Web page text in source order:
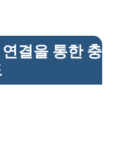
결을 통한 충